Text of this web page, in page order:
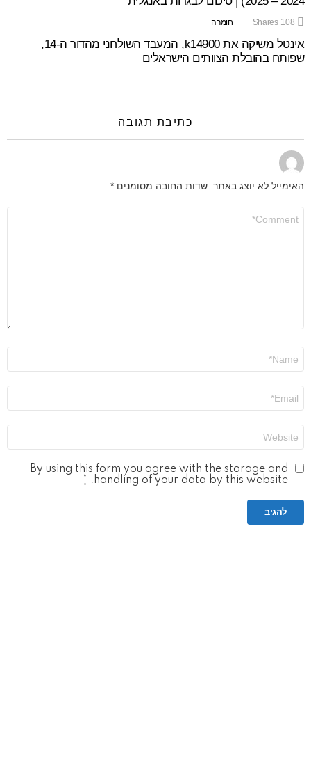
108
Shares חומרה
אינטל משיקה את k14900, המעבד השולחני מהדור ה-14,
שפותח בהובלת הצוותים הישראלים
כתיבת תגובה
האימייל לא יוצג באתר. שדות החובה מסומנים *
שלך
By using this form you agree with the storage and
handling of your data by this website.